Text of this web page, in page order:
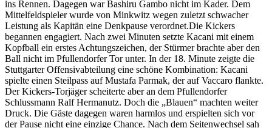
ins Rennen. Dagegen war Bashiru Gambo nicht im Kader. Dem
Mittelfeldspieler wurde von Minkwitz wegen zuletzt schwacher
Leistung als Kapitän eine Denkpause verordnet.Die Kickers
begannen engagiert. Nach zwei Minuten setzte Kacani mit einem
Kopfball ein erstes Achtungszeichen, der Stürmer brachte aber den
Ball nicht im Pfullendorfer Tor unter. In der 18. Minute zeigte die
Stuttgarter Offensivabteilung eine schöne Kombination: Kacani
spielte einen Steilpass auf Mustafa Parmak, der auf Vaccaro flankte.
Der Kickers-Torjäger scheiterte aber an dem Pfullendorfer
Schlussmann Ralf Hermanutz. Doch die „Blauen“ machten weiter
Druck. Die Gäste dagegen waren harmlos und erspielten sich vor
der Pause nicht eine einzige Chance. Nach dem Seitenwechsel sah